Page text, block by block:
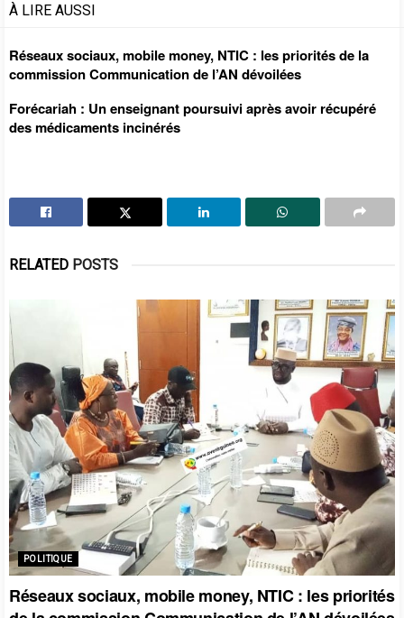
À LIRE AUSSI
Réseaux sociaux, mobile money, NTIC : les priorités de la
commission Communication de l’AN dévoilées
Forécariah : Un enseignant poursuivi après avoir récupéré
des médicaments incinérés
RELATED POSTS
POLITIQUE
Réseaux sociaux, mobile money, NTIC : les priorités